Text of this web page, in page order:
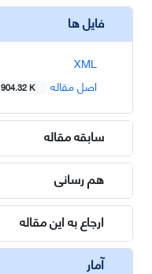
فایل ها
XML
اصل مقاله
904.32 K
سابقه مقاله
هم رسانی
ارجاع به این مقاله
آمار